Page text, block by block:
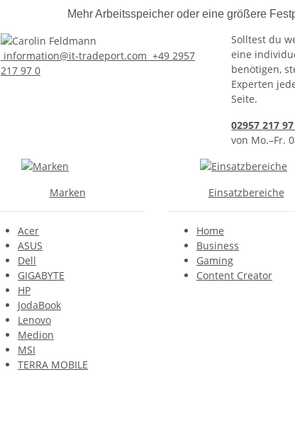
Mehr Arbeitsspeicher oder eine größere
information@it-tradeport.com +49 2957
217 97 0
Solltest du
eine
benötigen,
Experten
Seite.
02957 217
von Mo.–Fr.
Marken
Acer
ASUS
Dell
GIGABYTE
HP
JodaBook
Lenovo
Medion
MSI
TERRA MOBILE
Einsatzbereiche
Home
Business
Gaming
Content Creator